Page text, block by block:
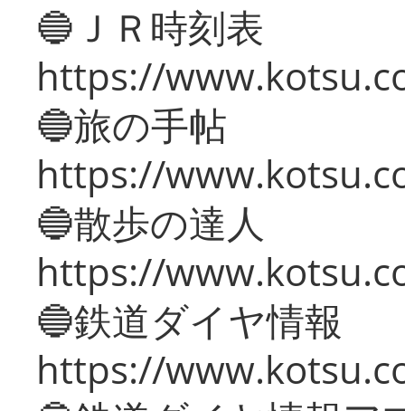
🔵ＪＲ時刻表
https://
🔵旅の手帖
https://
🔵散歩の達人
https://
🔵鉄道ダイヤ情報
https://